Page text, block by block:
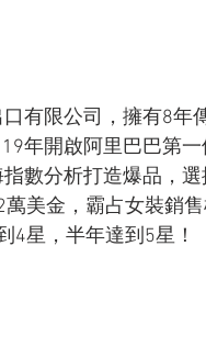
有限公司，擁有8年
年開啟阿里巴巴第
數分析打造爆品，
美金，霸占女裝銷
4星，半年達到5星！